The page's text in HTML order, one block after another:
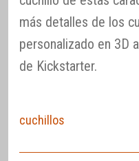
más detalles de los
personalizado en 3D
de Kickstarter.
cuchillos